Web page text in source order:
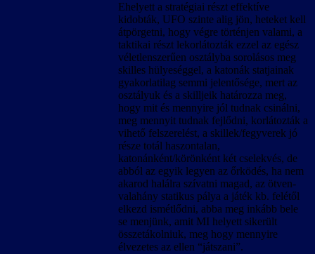
Ehelyett a stratégiai részt effektíve
kidobták, UFO szinte alig jön, heteket kell
átpörgetni, hogy végre történjen valami, a
taktikai részt lekorlátozták ezzel az egész
véletlenszerűen osztályba sorolásos meg
skilles hülyeséggel, a katonák statjainak
gyakorlatilag semmi jelentősége, mert az
osztályuk és a skilljeik határozza meg,
hogy mit és mennyire jól tudnak csinálni,
meg mennyit tudnak fejlődni, korlátozták a
vihető felszerelést, a skillek/fegyverek jó
része totál haszontalan,
katonánként/körönként két cselekvés, de
abból az egyik legyen az őrködés, ha nem
akarod halálra szívatni magad, az ötven-
valahány statikus pálya a játék kb. felétől
elkezd ismétlődni, abba meg inkább bele
se menjünk, amit MI helyett sikerült
összetákolniuk, meg hogy mennyire
élvezetes az ellen “játszani”.